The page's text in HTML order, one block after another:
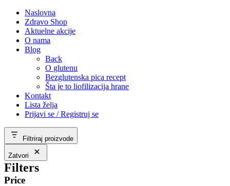
Naslovna
Zdravo Shop
Aktuelne akcije
O nama
Blog
Back
O glutenu
Bezglutenska pica recept
Šta je to liofilizacija hrane
Kontakt
Lista želja
Prijavi se / Registruj se
Filtriraj proizvode
Zatvori
Filters
Price